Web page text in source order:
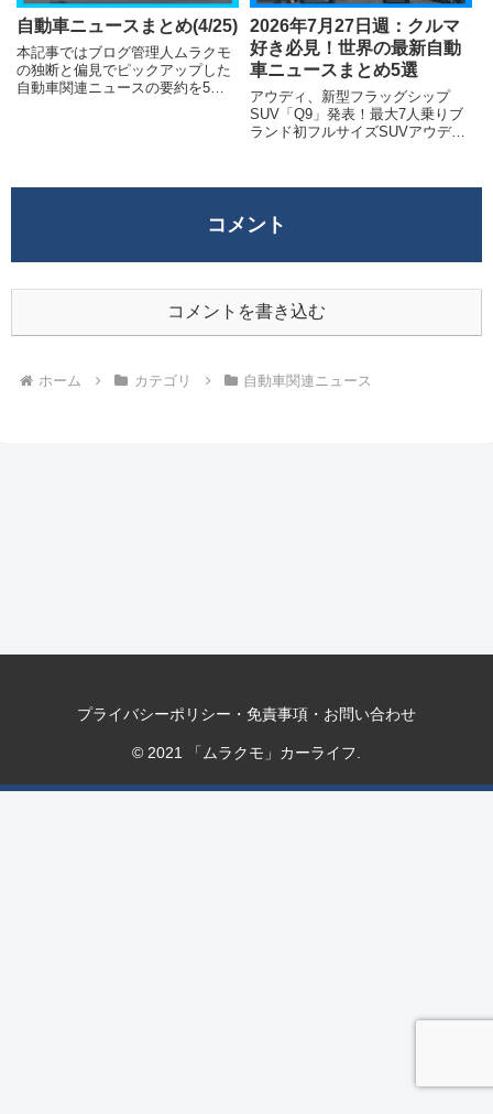
自動車ニュースまとめ(4/25)
本記事ではブログ管理人ムラクモ
の独断と偏見でピックアップした
自動車関連ニュースの要約を5つ
企業の動き、中国で異次元の値下
車販売台数人気ランキング)
2026年7月27日週：クルマ
好き必見！世界の最新自動
車ニュースまとめ5選
アウディ、新型フラッグシップ
SUV「Q9」発表！最大7人乗りブ
ランド初フルサイズSUVアウディ
SUV「Q9」を世界初公開しまし
に用いるのは初となり...
コメント
コメントを書き込む
ホーム カテゴリ 自動車関連ニュース
プライバシーポリシー・免責事項・お問い合わせ
© 2021 「ムラクモ」カーライフ.